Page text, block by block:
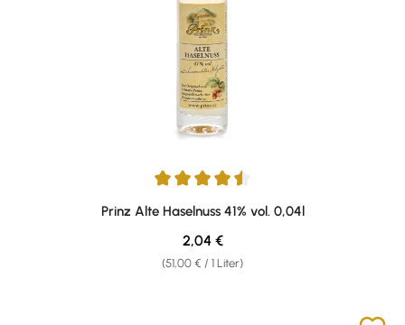
Durchschnittliche Bewertung von 4.57 von 5 Sternen
Prinz Alte Haselnuss 41% vol. 0,04l
(51,00 € / 1 Liter)
Regulärer Preis:
2,04 €